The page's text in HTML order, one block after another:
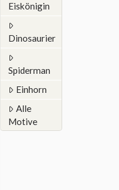
Eiskönigin
Dinosaurier
Spiderman
Einhorn
Alle
Motive